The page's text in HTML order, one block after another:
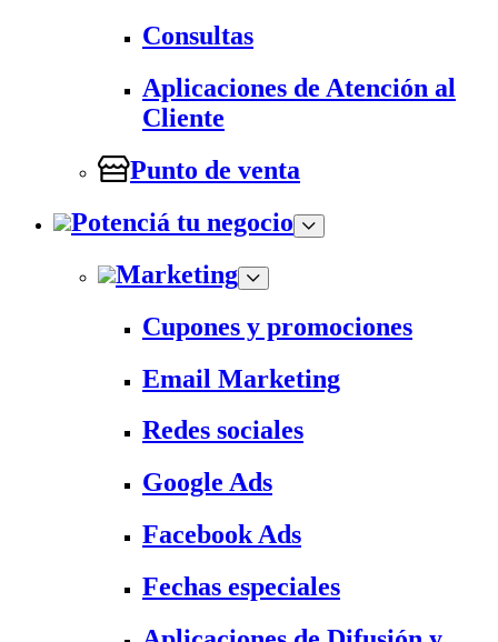
Consultas
Aplicaciones de Atención al
Cliente
Punto de venta
Potenciá tu negocio
Marketing
Cupones y promociones
Email Marketing
Redes sociales
Google Ads
Facebook Ads
Fechas especiales